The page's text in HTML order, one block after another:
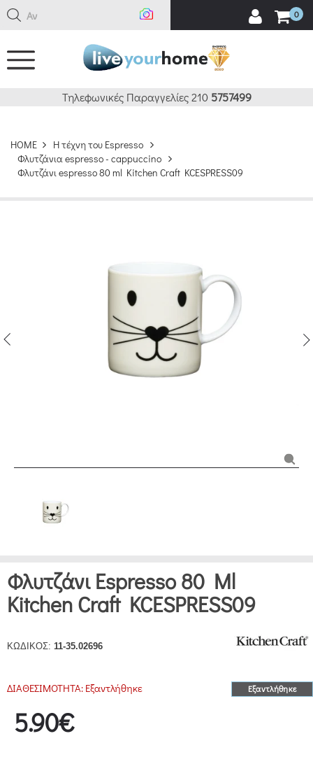
Αναζ 0
Τηλεφωνικές Παραγγελίες 210 5757499
HOME
H τέχνη του Espresso
Φλυτζάνια espresso - cappuccino
Φλυτζάνι espresso 80 ml Kitchen Craft KCESPRESS09
Φλυτζάνι Espresso 80 Ml
Kitchen Craft KCESPRESS09
ΚΩΔΙΚΟΣ: 11-35.02696
Εξαντλήθηκε
ΔΙΑΘΕΣΙΜΟΤΗΤΑ: Εξαντλήθηκε
5.90€